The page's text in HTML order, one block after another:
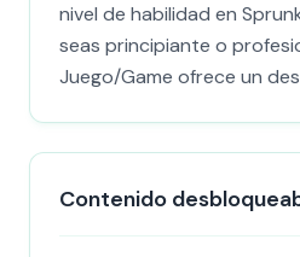
nivel de habilidad en
seas principiante o
Juego/Game ofrece un
Contenido